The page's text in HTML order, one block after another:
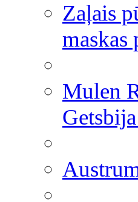
Zaļais
maskas
Mulen